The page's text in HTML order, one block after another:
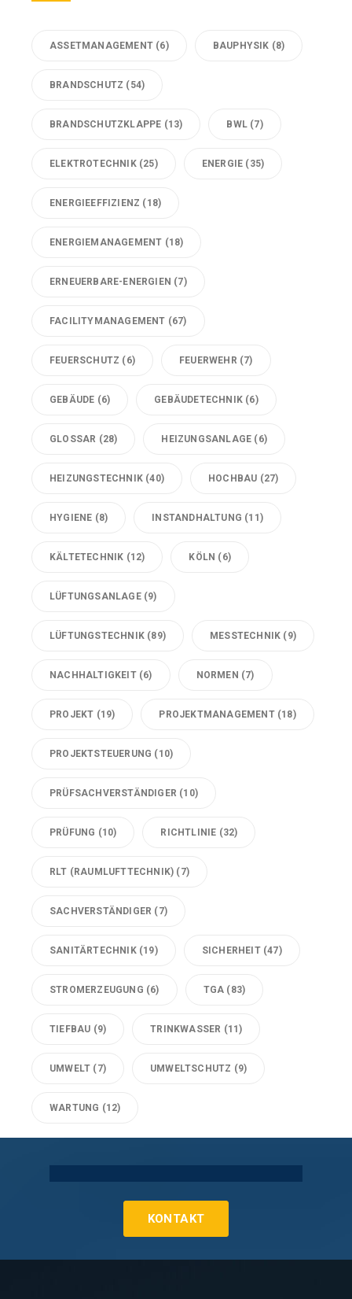
ASSETMANAGEMENT (6) BAUPHYSIK (8)
BRANDSCHUTZ (54)
BRANDSCHUTZKLAPPE (13) BWL (7)
ELEKTROTECHNIK(25) ENERGIE (35)
ENERGIEEFFIZIENZ (18)
ENERGIEMANAGEMENT (18)
ERNEUERBARE-ENERGIEN (7)
FACILITYMANAGEMENT (67)
FEUERSCHUTZ (6) FEUERWEHR (7)
GEBÄUDE (6) GEBÄUDETECHNIK (6)
GLOSSAR (28) HEIZUNGSANLAGE (6)
HEIZUNGSTECHNIK (40) HOCHBAU (27)
HYGIENE (8) INSTANDHALTUNG (11)
KÄLTETECHNIK (12) KÖLN (6)
LÜFTUNGSANLAGE(9)
LÜFTUNGSTECHNIK (89) MESSTECHNIK (9)
NACHHALTIGKEIT(6) NORMEN (7)
PROJEKT (19) PROJEKTMANAGEMENT(18)
PROJEKTSTEUERUNG (10)
PRÜFSACHVERSTÄNDIGER (10)
PRÜFUNG (10) RICHTLINIE (32)
RLT (RAUMLUFTTECHNIK) (7)
SACHVERSTÄNDIGER (7)
SANITÄRTECHNIK(19) SICHERHEIT(47)
STROMERZEUGUNG (6) TGA (83)
TIEFBAU (9) TRINKWASSER (11)
UMWELT (7) UMWELTSCHUTZ (9)
WARTUNG (12)
KONTAKT